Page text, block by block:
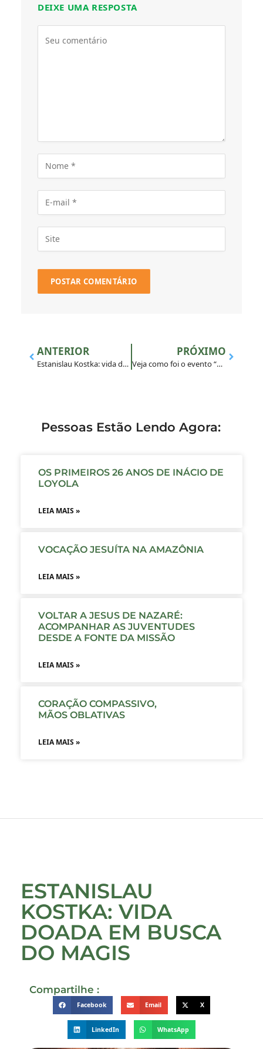
DEIXE UMA RESPOSTA
ANTERIOR
Estanislau Kostka: vida doada em busca do magis
PRÓXIMO
Veja como foi o evento “Economia de Francisco”
Pessoas Estão Lendo Agora:
OS PRIMEIROS 26 ANOS DE INÁCIO DE
LOYOLA
LEIA MAIS »
VOCAÇÃO JESUÍTA NA AMAZÔNIA
LEIA MAIS »
VOLTAR A JESUS DE NAZARÉ:
ACOMPANHAR AS JUVENTUDES
DESDE A FONTE DA MISSÃO
LEIA MAIS »
CORAÇÃO COMPASSIVO,
MÃOS OBLATIVAS
LEIA MAIS »
ESTANISLAU
KOSTKA: VIDA
DOADA EM BUSCA
DO MAGIS
Compartilhe :
Facebook Email X
LinkedIn WhatsApp